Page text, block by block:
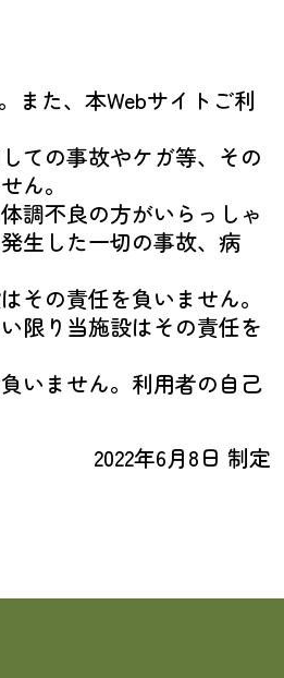
また、本Webサイトご利
ての事故やケガ等、その
ん。
調不良の方がいらっしゃ
生した一切の事故、病
その責任を負いません。
限り当施設はその責任を
いません。利用者の自己
2022年6月8日 制定